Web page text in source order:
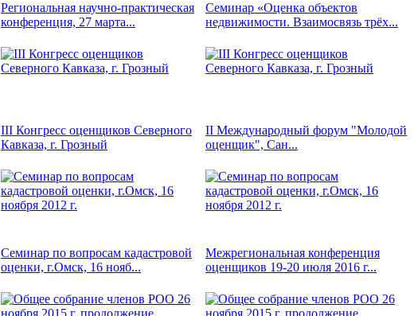
Региональная научно-практическая
конференция, 27 марта...
Семинар «Оценка объектов
недвижимости. Взаимосвязь трёх...
III Конгресс оценщиков Северного
Кавказа, г. Грозный
II Международный форум "Молодой
оценщик", Сан...
Семинар по вопросам кадастровой
оценки, г.Омск, 16 нояб...
Межрегиональная конференция
оценщиков 19-20 июля 2016 г...